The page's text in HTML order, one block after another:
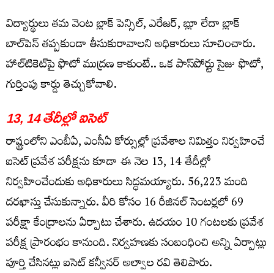
విద్యార్థులు తమ వెంట బ్లాక్‌ పెన్సిల్, ఎరేజర్, బ్లూ లేదా బ్లాక్‌
బాల్‌పెన్‌ తప్పకుండా తీసుకురావాలని అధికారులు సూచించారు.
హాల్‌టికెట్‌పై ఫొటో ముద్రణ కాకుంటే.. ఒక పాస్‌పోర్టు సైజు ఫొటో,
గుర్తింపు కార్డు తెచ్చుకోవాలి.
13, 14 తేదీల్లో ఐసెట్
రాష్ట్రంలోని ఎంబీఏ, ఎంసీఏ కోర్సుల్లో ప్ర‌వేశాల నిమిత్తం నిర్వ‌హించే
ఐసెట్ ప్ర‌వేశ ప‌రీక్ష‌ను కూడా ఈ నెల 13, 14 తేదీల్లో
నిర్వ‌హించేందుకు అధికారులు సిద్ధ‌మ‌య్యారు. 56,223 మంది
ద‌ర‌ఖాస్తు చేసుకున్నారు. వీరి కోసం 16 రీజిన‌ల్ సెంట‌ర్ల‌లో 69
ప‌రీక్షా కేంద్రాల‌ను ఏర్పాటు చేశారు. ఉద‌యం 10 గంట‌ల‌కు ప్ర‌వేశ
ప‌రీక్ష ప్రారంభం కానుంది. నిర్వహణకు సంబంధించి అన్ని ఏర్పాట్లు
పూర్తి చేసినట్లు ఐసెట్ కన్వీనర్‌ అల్వాల రవి తెలిపారు.